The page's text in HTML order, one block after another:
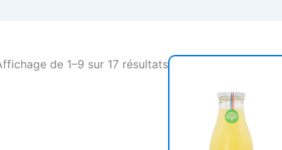
de 1–9 sur 17 résultats